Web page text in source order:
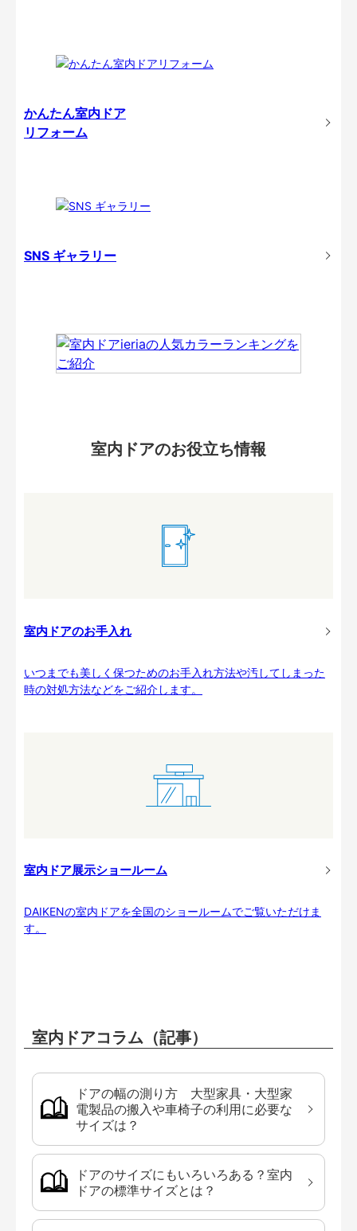
かんたん室内ドア
リフォーム
SNS ギャラリー
室内ドアのお役立ち情報
室内ドアのお手入れ
いつまでも美しく保つためのお手入れ方法や汚してしまった
時の対処方法などをご紹介します。
室内ドア展示ショールーム
DAIKENの室内ドアを全国のショールームでご覧いただけま
す。
室内ドアコラム（記事）
ドアの幅の測り方 大型家具・大型家
電製品の搬入や車椅子の利用に必要な
サイズは？
ドアのサイズにもいろいろある？室内
ドアの標準サイズとは？